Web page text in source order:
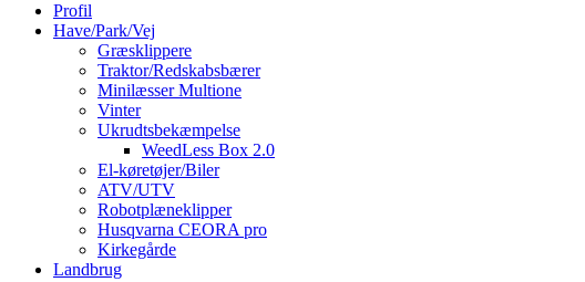
Profil
Have/Park/Vej
Græsklippere
Traktor/Redskabsbærer
Minilæsser Multione
Vinter
Ukrudtsbekæmpelse
WeedLess Box 2.0
El-køretøjer/Biler
ATV/UTV
Robotplæneklipper
Husqvarna CEORA pro
Kirkegårde
Landbrug